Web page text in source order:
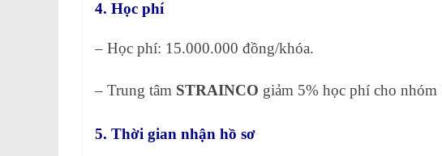
4. Học phí
– Học phí: 15.000.000 đồng/khóa.
– Trung tâm STRAINCO giảm 5% học phí cho
5. Thời gian nhận hồ sơ